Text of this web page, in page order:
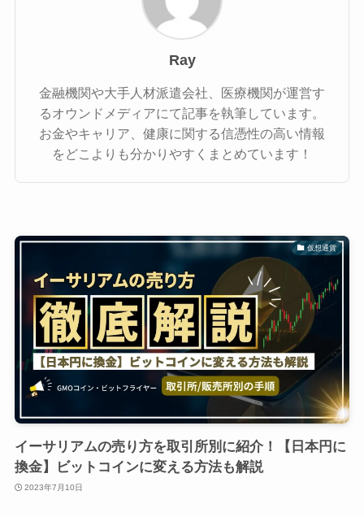
Ray
金融機関や大手人材派遣会社、医療機関が運営す
るオウンドメディアにて記事を執筆しています。
お金やキャリア、健康に関する信憑性の高い情報
をどこよりも分かりやすくまとめています！
仮想通貨
イーサリアムの売り方を取引所別に紹介！【日本円に
換金】ビットコインに変える方法も解説
2023年7月10日